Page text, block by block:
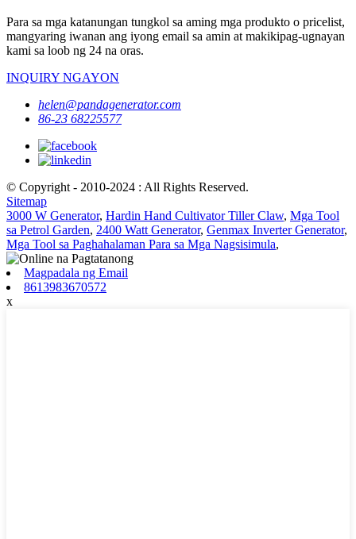
Para sa mga katanungan tungkol sa aming mga produkto o pricelist,
mangyaring iwanan ang iyong email sa amin at makikipag-ugnayan
kami sa loob ng 24 na oras.
INQUIRY NGAYON
helen@pandagenerator.com
86-23 68225577
© Copyright - 2010-2024 : All Rights Reserved.
Sitemap
3000 W Generator, Hardin Hand Cultivator Tiller Claw, Mga Tool
sa Petrol Garden, 2400 Watt Generator, Genmax Inverter Generator,
Mga Tool sa Paghahalaman Para sa Mga Nagsisimula,
Magpadala ng Email
8613983670572
x